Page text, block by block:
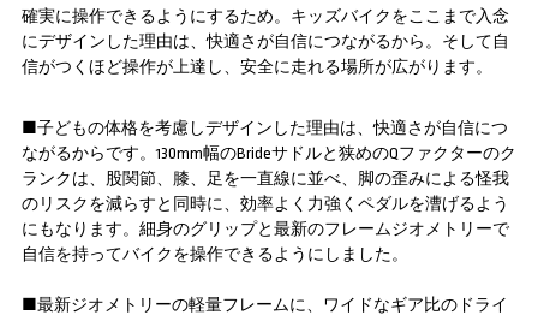
確実に操作できるようにするため。キッズバイクをここまで入念
にデザインした理由は、快適さが自信につながるから。そして自
信がつくほど操作が上達し、安全に走れる場所が広がります。
■子どもの体格を考慮しデザインした理由は、快適さが自信につ
ながるからです。130mm幅のBrideサドルと狭めのQファクターのク
ランクは、股関節、膝、足を一直線に並べ、脚の歪みによる怪我
のリスクを減らすと同時に、効率よく力強くペダルを漕げるよう
にもなります。細身のグリップと最新のフレームジオメトリーで
自信を持ってバイクを操作できるようにしました。
■最新ジオメトリーの軽量フレームに、ワイドなギア比のドライ